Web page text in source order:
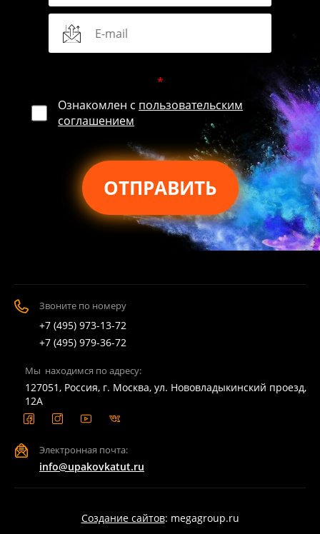
*
Ознакомлен с пользовательским
соглашением
ОТПРАВИТЬ
Звоните по номеру
+7 (495) 973-13-72
+7 (495) 979-36-72
Мы находимся по адресу:
127051, Россия, г. Москва, ул. Нововладыкинский проезд,
12А
Электронная почта:
info@upakovkatut.ru
Создание сайтов: megagroup.ru